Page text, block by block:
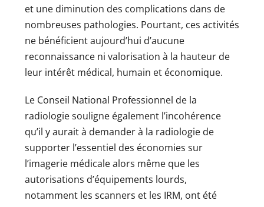
et une diminution des complications dans de
nombreuses pathologies. Pourtant, ces activités
ne bénéficient aujourd’hui d’aucune
reconnaissance ni valorisation à la hauteur de
leur intérêt médical, humain et économique.
Le Conseil National Professionnel de la
radiologie souligne également l’incohérence
qu’il y aurait à demander à la radiologie de
supporter l’essentiel des économies sur
l’imagerie médicale alors même que les
autorisations d’équipements lourds,
notamment les scanners et les IRM, ont été